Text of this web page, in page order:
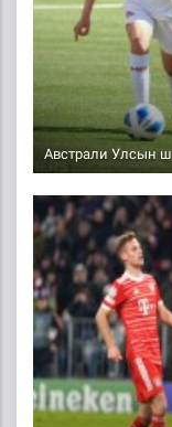
Австрали Улсын